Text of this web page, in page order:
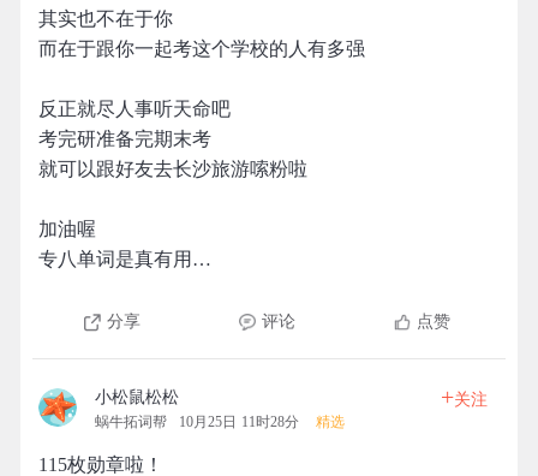
其实也不在于你
而在于跟你一起考这个学校的人有多强
反正就尽人事听天命吧
考完研准备完期末考
就可以跟好友去长沙旅游嗦粉啦
加油喔
专八单词是真有用…
分享 评论 点赞
小松鼠松松
蜗牛拓词帮 10月25日 11时28分 精选
+关注
115枚勋章啦！